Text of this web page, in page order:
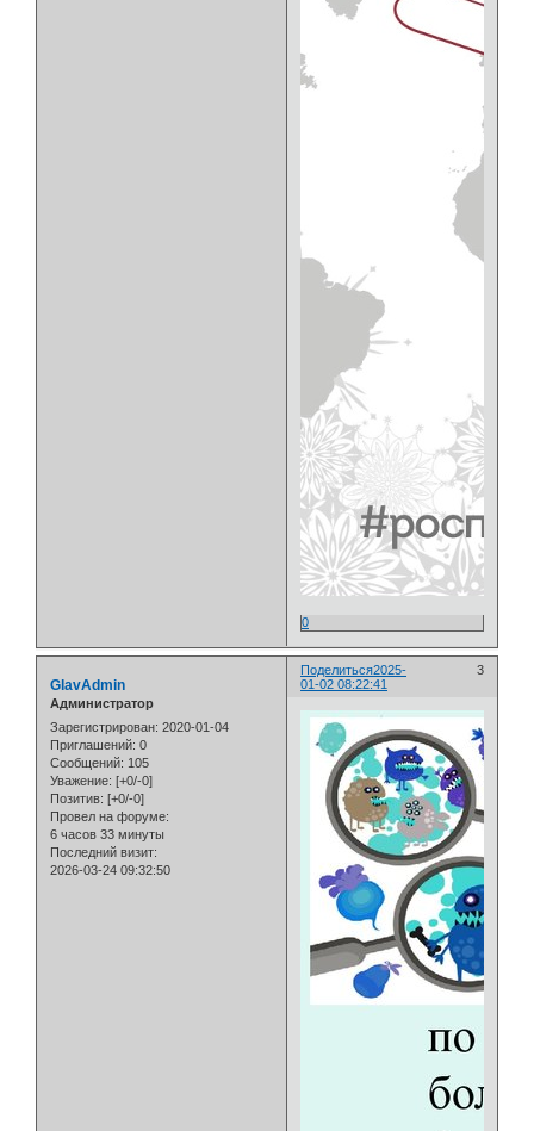
0
Поделиться 3
2025-
01-02 08:22:41
GlavAdmin
Администратор
Зарегистрирован: 2020-01-04
Приглашений: 0
Сообщений: 105
Уважение: [+0/-0]
Позитив: [+0/-0]
Провел на форуме:
6 часов 33 минуты
Последний визит:
2026-03-24 09:32:50